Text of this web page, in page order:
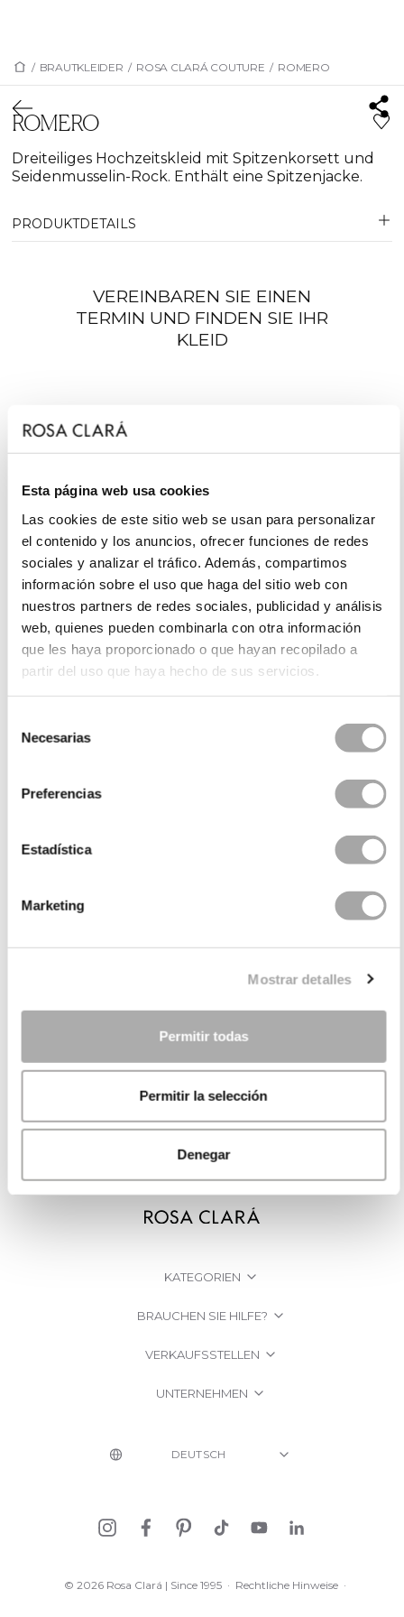
Esta página web usa cookies
Las cookies de este sitio web se usan para personalizar
el contenido y los anuncios, ofrecer funciones de redes
sociales y analizar el tráfico. Además, compartimos
información sobre el uso que haga del sitio web con
nuestros partners de redes sociales, publicidad y análisis
web, quienes pueden combinarla con otra información
que les haya proporcionado o que hayan recopilado a
partir del uso que haya hecho de sus servicios.
Necesarias
Preferencias
Estadística
Marketing
Mostrar detalles
Permitir todas
Permitir la selección
Denegar
/ BRAUTKLEIDER / ROSA CLARÁ COUTURE / ROMERO
ROMERO
Dreiteiliges Hochzeitskleid mit Spitzenkorsett und
Seidenmusselin-Rock. Enthält eine Spitzenjacke.
PRODUKTDETAILS
VEREINBAREN SIE EINEN
TERMIN UND FINDEN SIE IHR
KLEID
KATEGORIEN
BRAUCHEN SIE HILFE?
VERKAUFSSTELLEN
UNTERNEHMEN
© 2026 Rosa Clará | Since 1995 · Rechtliche Hinweise ·